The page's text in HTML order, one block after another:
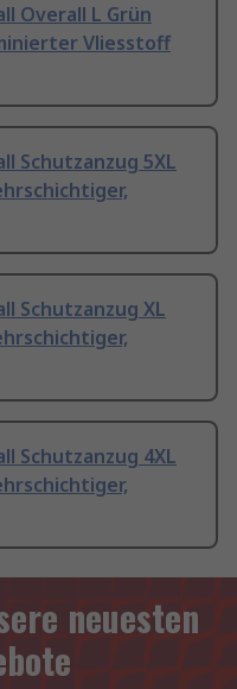
Overall L Grün
Vliesstoff
Schutzanzug 5XL
Schutzanzug XL
Schutzanzug 4XL
neuesten